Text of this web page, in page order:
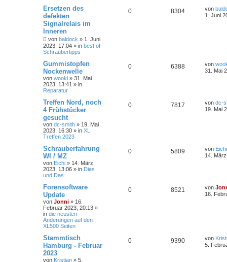
Ersetzen des
defekten
Signalrelais im
Inneren
von baldock » 1. Juni
2023, 17:04 » in best of
Schraubertipps
0 8304 von
1. Juni
Gummistopfen
Nockenwelle
von wooki » 31. Mai
2023, 13:41 » in
Reparatur
0 6388 von
31. Mai
Treffen Nord, noch
4 Frühstücker
gesucht
von dc-smith » 19. Mai
2023, 16:30 » in XL
Treffen 2023
0 7817 von dc-
19. Mai
Schrauberfahrung
WI / MZ
von Eichi » 14. März
2023, 13:06 » in Dies
und Das
0 5809 von Eichi
14.
Forensoftware
Update
von Jonni » 16.
Februar 2023, 20:13 »
in die neusten
Änderungen auf den
XL500 Seiten
0 8521 von
16.
Stammtisch
Hamburg - Februar
2023
von Kristian » 5.
0 9390 von
5.